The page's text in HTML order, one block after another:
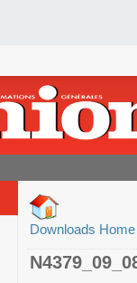
Downloads Home